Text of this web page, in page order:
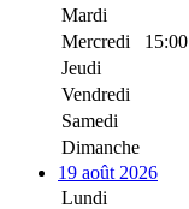
Mardi
Mercredi
15:00
Jeudi
Vendredi
Samedi
Dimanche
19 août 2026
Lundi